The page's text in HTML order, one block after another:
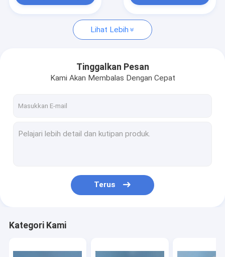
Lihat Lebih
Tinggalkan Pesan
Kami Akan Membalas Dengan Cepat
Terus
Kategori Kami